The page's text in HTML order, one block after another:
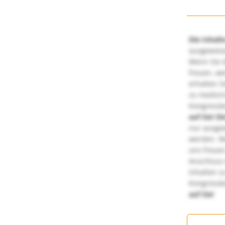
Die
Wenn
freuen,
erhalten
zu
auf Sie!
nur
werden.
uns
Inhalten
auf Sie!